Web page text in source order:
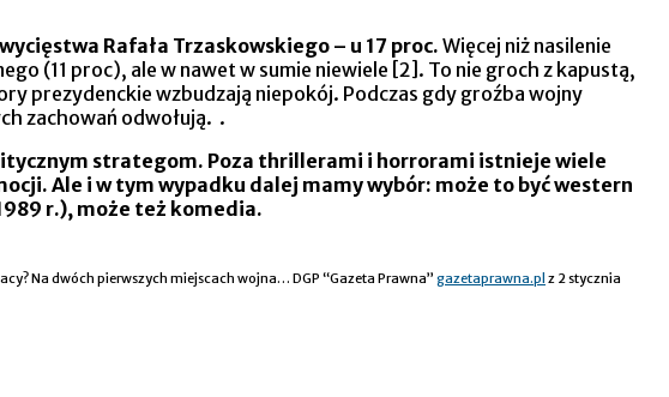
Rafała Trzaskowskiego – u 17 proc. Więcej niż nasilenie
(11 proc), ale w nawet w sumie niewiele [2]. To nie groch z kapustą,
prezydenckie wzbudzają niepokój. Podczas gdy groźba wojny
zachowań odwołują. .
strategom. Poza thrillerami i horrorami istnieje wiele
Ale i w tym wypadku dalej mamy wybór: może to być western
r.), może też komedia.
Na dwóch pierwszych miejscach wojna… DGP “Gazeta Prawna” gazetaprawna.pl z 2 stycznia